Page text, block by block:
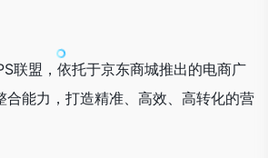
联盟，依托于京东商城推出的电商广
能力，打造精准、高效、高转化的营